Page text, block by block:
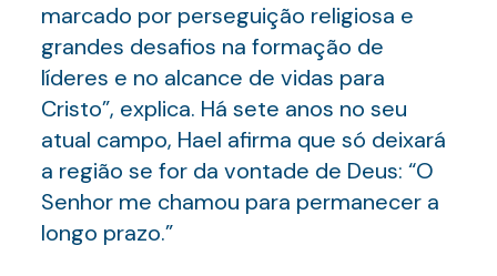
marcado por perseguição religiosa e
grandes desafios na formação de
líderes e no alcance de vidas para
Cristo”, explica. Há sete anos no seu
atual campo, Hael afirma que só deixará
a região se for da vontade de Deus: “O
Senhor me chamou para permanecer a
longo prazo.”